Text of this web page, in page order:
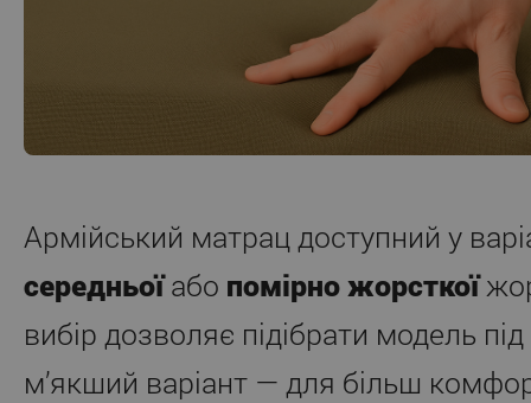
Армійський матрац доступний у
середньоїабо помірно жорсткої
вибір дозволяє підібрати модель під
м’якший варіант — для більш